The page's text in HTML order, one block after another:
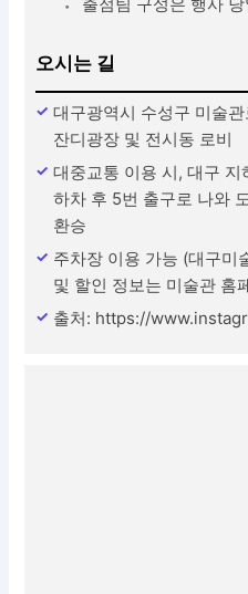
오시는 길
대구광역시 수성구 미술
잔디광장 및 전시동 로비
대중교통 이용 시, 대구
하차 후 5번 출구로 나와
환승
주차장 이용 가능 (대구미
및 할인 정보는 미술관 홈
출처: https://